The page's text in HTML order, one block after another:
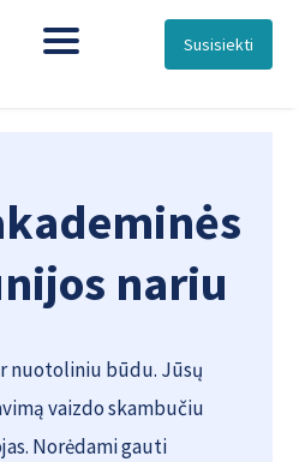
Susisiekti
nariu
nuotoliniu būdu. Jūsų
vaizdo skambučiu
Norėdami gauti